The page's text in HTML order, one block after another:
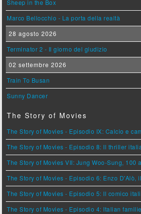
Sheep in the Box
Marco Bellocchio - La porta della realtà
28 agosto 2026
Terminator 2 - Il giorno del giudizio
02 settembre 2026
Train To Busan
Sunny Dancer
The Story of Movies
The Story of Movies - Episodio IX: Calcio e
The Story of Movies - Episodio 8: Il thriller
The Story of Movies VII: Jung Woo-Sung, 100
The Story of Movies - Episodio 6: Enzo D'Alò,
The Story of Movies - Episodio 5: Il comico
The Story of Movies - Episodio 4: Italian